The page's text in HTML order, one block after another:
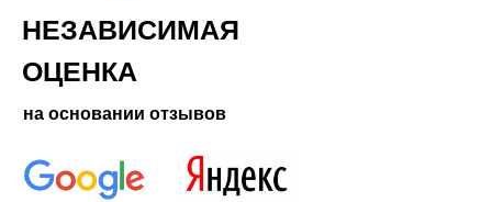
НЕЗАВИСИМАЯ
ОЦЕНКА
на основании отзывов